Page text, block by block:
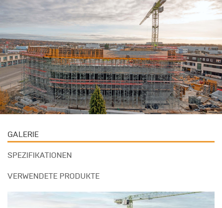
GALERIE
SPEZIFIKATIONEN
VERWENDETE PRODUKTE